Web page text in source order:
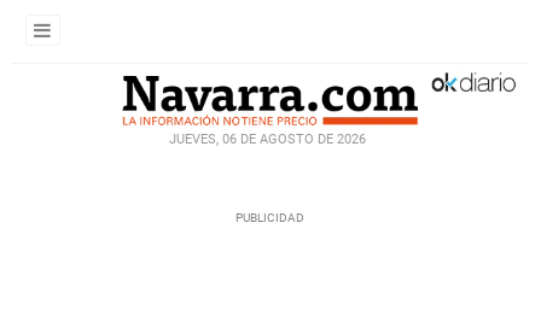
JUEVES, 06 DE AGOSTO DE 2026